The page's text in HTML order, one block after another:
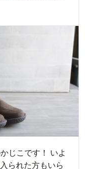
じこです！ いよ
られた方もいら